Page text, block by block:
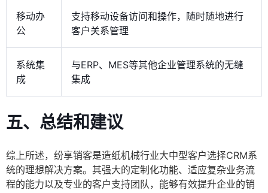
移动办
公
支持移动设备访问和操作，随时随地进行
客户关系管理
系统集
成
与ERP、MES等其他企业管理系统的无缝
集成
五、总结和建议
综上所述，纷享销客是造纸机械行业大中型客户选择CRM系
统的理想解决方案。其强大的定制化功能、适应复杂业务流
程的能力以及专业的客户支持团队，能够有效提升企业的销